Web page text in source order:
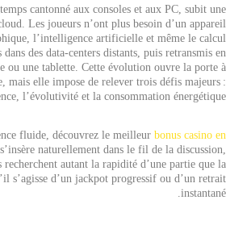
cantonné aux consoles et aux PC, subit une
Les joueurs n’ont plus besoin d’un appareil
l’intelligence artificielle et même le calcul
des data‑centers distants, puis retransmis en
ou une tablette. Cette évolution ouvre la porte à
mais elle impose de relever trois défis majeurs :
l’évolutivité et la consommation énergétique.
fluide, découvrez le meilleur bonus casino en
naturellement dans le fil de la discussion,
recherchent autant la rapidité d’une partie que la
s’agisse d’un jackpot progressif ou d’un retrait
instantané.